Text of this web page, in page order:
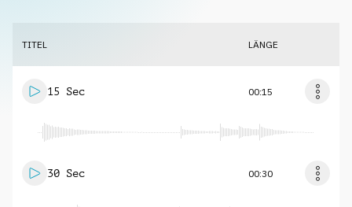
TITEL LÄNGE
15 Sec 00:15
30 Sec 00:30